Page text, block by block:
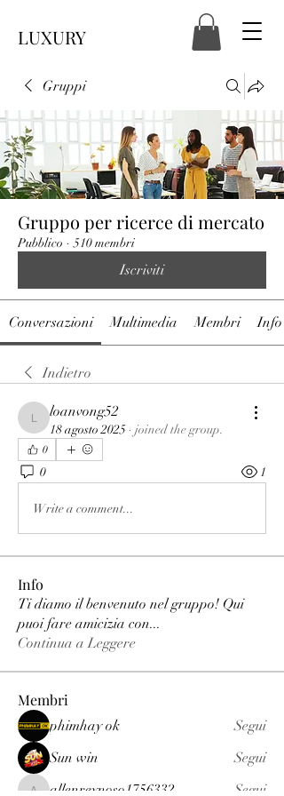
LUXURY
Gruppi
Gruppo per ricerce di mercato
Pubblico · 510 membri
Iscriviti
Conversazioni Multimedia Membri Info
Indietro
loanvong52
loanvong52
18 agosto 2025 · joined the group.
0
0 1
Write a comment...
Info
Ti diamo il benvenuto nel gruppo! Qui
puoi fare amicizia con...
Continua a Leggere
Membri
phimhay ok
Segui
Sun win
Segui
allenreynoso1756332 Segui